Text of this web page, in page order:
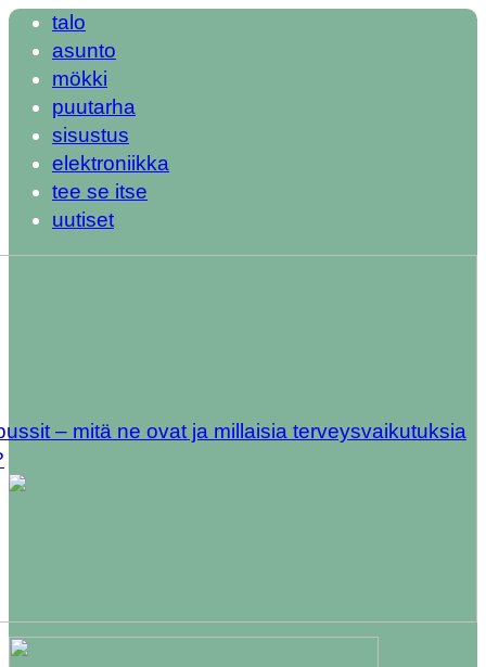
talo
asunto
mökki
puutarha
sisustus
elektroniikka
tee se itse
uutiset
– mitä ne ovat ja millaisia terveysvaikutuksia